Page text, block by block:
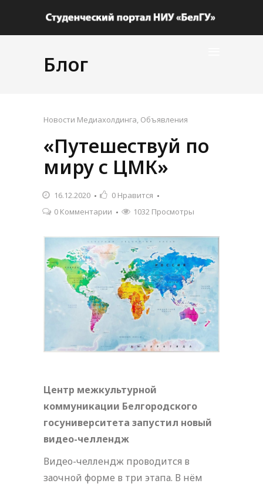
Блог
Новости Медиахолдинга, Объявления
«Путешествуй по
миру с ЦМК»
16.12.2020 0 Нравится
0 Комментарии
1032 Просмотры
Центр межкультурной
коммуникации Белгородского
госуниверситета запустил новый
видео-челлендж
Видео-челлендж проводится в
заочной форме в три этапа. В нём